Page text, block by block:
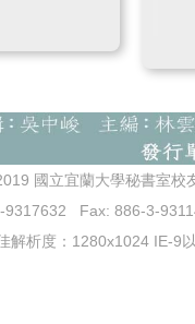
國立宜蘭大學秘書室校
9317632 Fax: 886-3-
解析度：1280x1024 IE-9